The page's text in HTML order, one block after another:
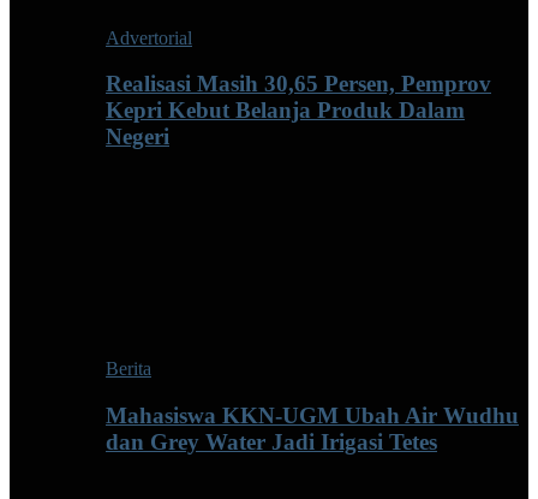
Advertorial
Realisasi Masih 30,65 Persen, Pemprov
Kepri Kebut Belanja Produk Dalam
Negeri
Berita
Mahasiswa KKN-UGM Ubah Air Wudhu
dan Grey Water Jadi Irigasi Tetes